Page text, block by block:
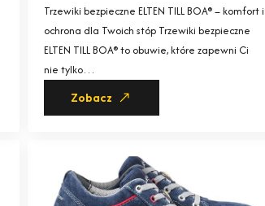
Trzewiki bezpieczne ELTEN TILL BOA® – komfort i
ochrona dla Twoich stóp Trzewiki bezpieczne
ELTEN TILL BOA® to obuwie, które zapewni Ci
nie tylko…
Zobacz